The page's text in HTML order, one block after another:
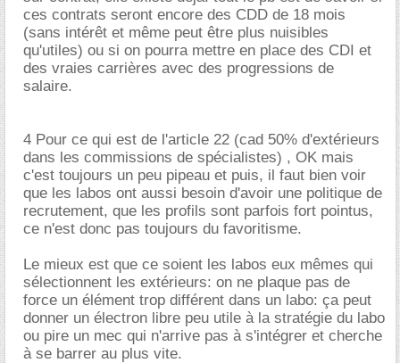
ces contrats seront encore des CDD de 18 mois
(sans intérêt et même peut être plus nuisibles
qu'utiles) ou si on pourra mettre en place des CDI et
des vraies carrières avec des progressions de
salaire.
4 Pour ce qui est de l'article 22 (cad 50% d'extérieurs
dans les commissions de spécialistes) , OK mais
c'est toujours un peu pipeau et puis, il faut bien voir
que les labos ont aussi besoin d'avoir une politique de
recrutement, que les profils sont parfois fort pointus,
ce n'est donc pas toujours du favoritisme.
Le mieux est que ce soient les labos eux mêmes qui
sélectionnent les extérieurs: on ne plaque pas de
force un élément trop différent dans un labo: ça peut
donner un électron libre peu utile à la stratégie du labo
ou pire un mec qui n'arrive pas à s'intégrer et cherche
à se barrer au plus vite.